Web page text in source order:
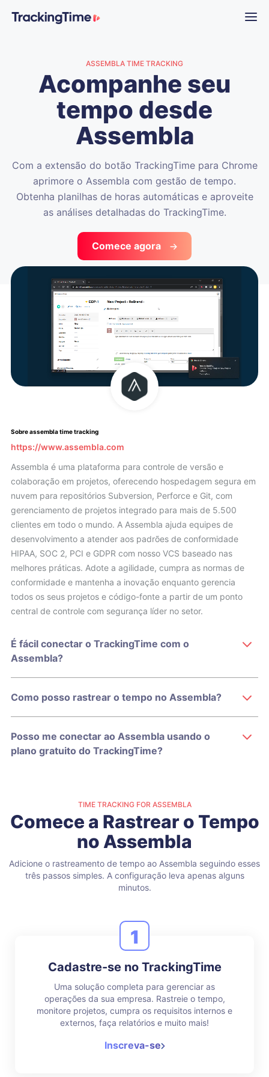
ASSEMBLA TIME TRACKING
Acompanhe seu
tempo desde
Assembla
Com a extensão do botão TrackingTime para Chrome
aprimore o Assembla com gestão de tempo.
Obtenha planilhas de horas automáticas e aproveite
as análises detalhadas do TrackingTime.
Comece agora
Sobre assembla time tracking
https://www.assembla.com
Assembla é uma plataforma para controle de versão e
colaboração em projetos, oferecendo hospedagem segura em
nuvem para repositórios Subversion, Perforce e Git, com
gerenciamento de projetos integrado para mais de 5.500
clientes em todo o mundo. A Assembla ajuda equipes de
desenvolvimento a atender aos padrões de conformidade
HIPAA, SOC 2, PCI e GDPR com nosso VCS baseado nas
melhores práticas. Adote a agilidade, cumpra as normas de
conformidade e mantenha a inovação enquanto gerencia
todos os seus projetos e código-fonte a partir de um ponto
central de controle com segurança líder no setor.
É fácil conectar o TrackingTime com o
Assembla?
Como posso rastrear o tempo no Assembla?
Posso me conectar ao Assembla usando o
plano gratuito do TrackingTime?
TIME TRACKING FOR ASSEMBLA
Comece a Rastrear o Tempo
no Assembla
Adicione o rastreamento de tempo ao Assembla seguindo esses
três passos simples. A configuração leva apenas alguns
minutos.
1
Cadastre-se no TrackingTime
Uma solução completa para gerenciar as
operações da sua empresa. Rastreie o tempo,
monitore projetos, cumpra os requisitos internos e
externos, faça relatórios e muito mais!
Inscreva-se